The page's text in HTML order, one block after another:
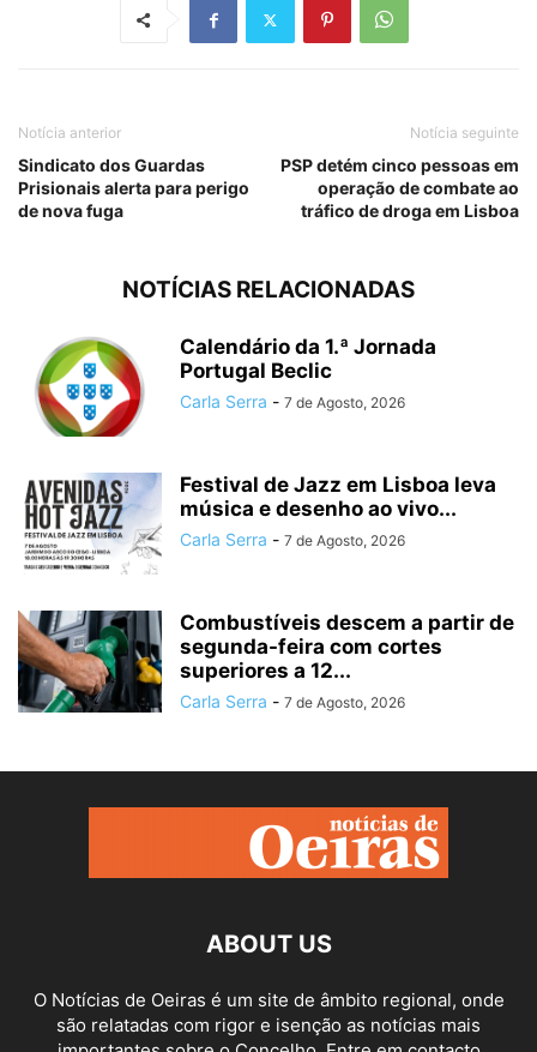
Notícia anterior
Sindicato dos Guardas
Prisionais alerta para perigo
de nova fuga
Notícia seguinte
PSP detém cinco pessoas em
operação de combate ao
tráfico de droga em Lisboa
NOTÍCIAS RELACIONADAS
Calendário da 1.ª Jornada
Portugal Beclic
Carla Serra - 7 de Agosto, 2026
Festival de Jazz em Lisboa leva
música e desenho ao vivo...
Carla Serra - 7 de Agosto, 2026
Combustíveis descem a partir de
segunda-feira com cortes
superiores a 12...
Carla Serra - 7 de Agosto, 2026
ABOUT US
O Notícias de Oeiras é um site de âmbito regional, onde
são relatadas com rigor e isenção as notícias mais